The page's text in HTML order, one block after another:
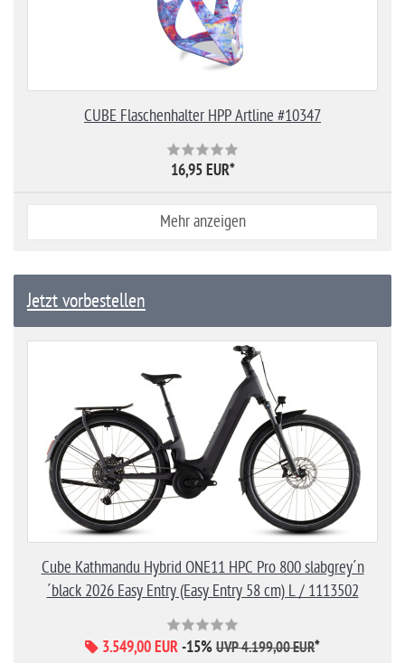
CUBE Flaschenhalter HPP Artline #10347
16,95 EUR*
Mehr anzeigen
Jetzt vorbestellen
Cube Kathmandu Hybrid ONE11 HPC Pro 800 slabgrey´n
´black 2026 Easy Entry (Easy Entry 58 cm) L / 1113502
3.549,00 EUR-15% UVP 4.199,00 EUR*